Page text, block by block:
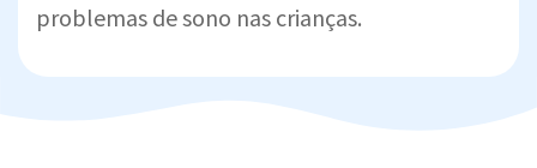
problemas de sono nas crianças.